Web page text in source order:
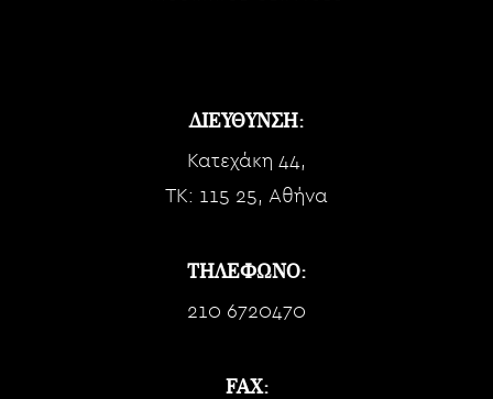
ΔΙΕΥΘΥΝΣΗ:
Κατεχάκη 44,
TK: 115 25, Αθήνα
ΤΗΛΕΦΩΝΟ:
210 6720470
FAX: